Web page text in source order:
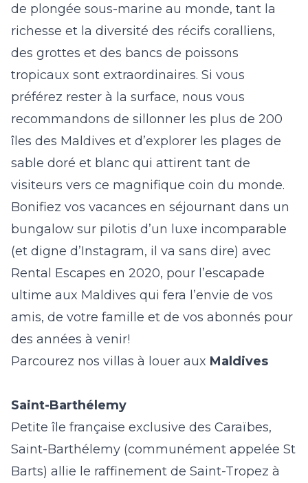
de plongée sous-marine au monde, tant la
richesse et la diversité des récifs coralliens,
des grottes et des bancs de poissons
tropicaux sont extraordinaires. Si vous
préférez rester à la surface, nous vous
recommandons de sillonner les plus de 200
îles des Maldives et d’explorer les plages de
sable doré et blanc qui attirent tant de
visiteurs vers ce magnifique coin du monde.
Bonifiez vos vacances en séjournant dans un
bungalow sur pilotis d’un luxe incomparable
(et digne d’Instagram, il va sans dire) avec
Rental Escapes en 2020, pour l’escapade
ultime aux Maldives qui fera l’envie de vos
amis, de votre famille et de vos abonnés pour
des années à venir!
Parcourez nos villas à louer aux Maldives
Saint-Barthélemy
Petite île française exclusive des Caraïbes,
Saint-Barthélemy (communément appelée St
Barts) allie le raffinement de Saint-Tropez à